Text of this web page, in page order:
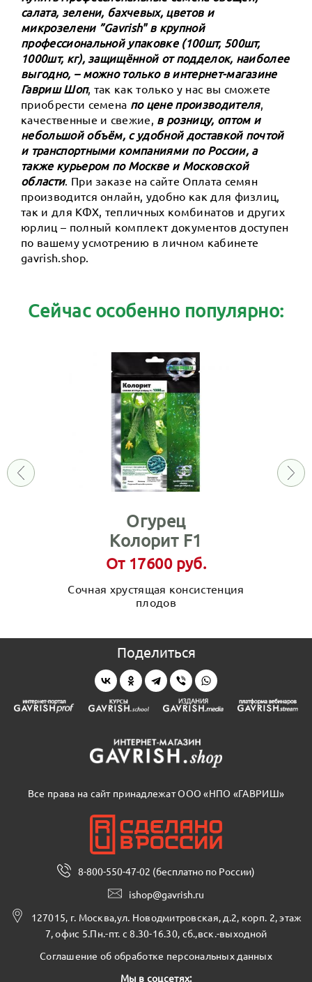
салата, зелени, бахчевых, цветов и
микрозелени ”Gavrish" в крупной
профессиональной упаковке (100шт, 500шт,
1000шт, кг), защищённой от подделок, наиболее
выгодно, – можно только в интернет-магазине
Гавриш Шоп, так как только у нас вы сможете
приобрести семена по цене производителя,
качественные и свежие, в розницу, оптом и
небольшой объём, с удобной доставкой почтой
и транспортными компаниями по России, а
также курьером по Москве и Московской
области. При заказе на сайте Оплата семян
производится онлайн, удобно как для физлиц,
так и для КФХ, тепличных комбинатов и других
юрлиц – полный комплект документов доступен
по вашему усмотрению в личном кабинете
gavrish.shop.
Сейчас особенно популярно:
Огурец
Колорит F1
От 17600 руб.
Сочная хрустящая консистенция
плодов
Поделиться
Все права на сайт принадлежат ООО «НПО «ГАВРИШ»
8-800-550-47-02 (бесплатно по России)
ishop@gavrish.ru
127015, г. Москва,ул. Новодмитровская, д.2, корп. 2, этаж
7, офис 5.Пн.-пт. с 8.30-16.30, сб.,вск.-выходной
Соглашение об обработке персональных данных
Мы в соцсетях: